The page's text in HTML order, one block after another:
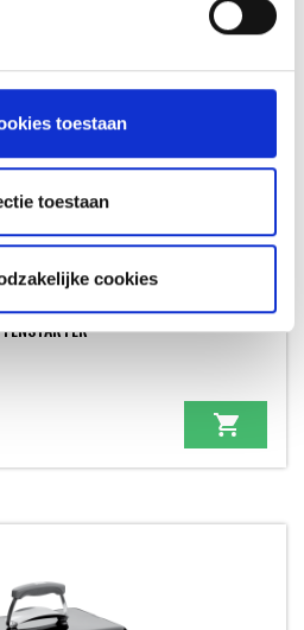
toestaan
toestaan
cookies